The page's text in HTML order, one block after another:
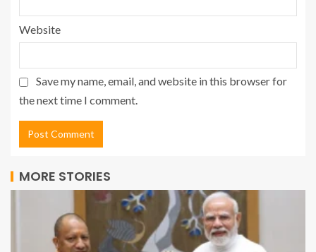
Website
Save my name, email, and website in this browser for
the next time I comment.
MORE STORIES